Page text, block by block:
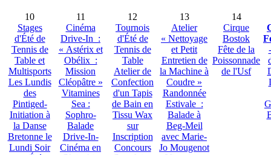
10
Stages
d'Été de
Tennis de
Table et
Multisports
Les Lundis
des
Pintiged-
Initiation à
la Danse
Bretonne le
Lundi Soir
11
Cinéma
Drive-In :
« Astérix et
Obélix :
Mission
Cléopâtre »
Vitamines
Sea :
Sophro-
Balade
Drive-In-
Cinéma en
12
Tournois
d'Été de
Tennis de
Table
Atelier de
Confection
d'un Tapis
de Bain en
Tissu Wax
sur
Inscription
Concours
13
Atelier
« Nettoyage
et Petit
Entretien de
la Machine à
Coudre »
Randonnée
Estivale :
Balade à
Beg-Meil
avec Marie-
Jo Mougenot
14
Cirque
Bostok
Fête de la
Poissonnade
de l'Usf